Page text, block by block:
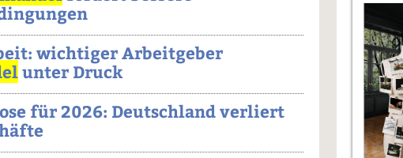
wichtiger Arbeitgeber
unter Druck
für 2026: Deutschland verliert